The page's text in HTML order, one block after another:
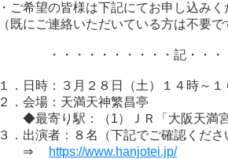
・ご希望の皆様は下記にてお申し込みく
（既にご連絡いただいている方は不要で
・・・・・・・・・・記・・・
１．日時：３月２８日（土）１４時～
２．会場：天満天神繁昌亭
◆最寄り駅：（1）ＪＲ「大阪天満
３．出演者：８名（下記でご確認くださ
⇒
https://www.hanjotei.jp/